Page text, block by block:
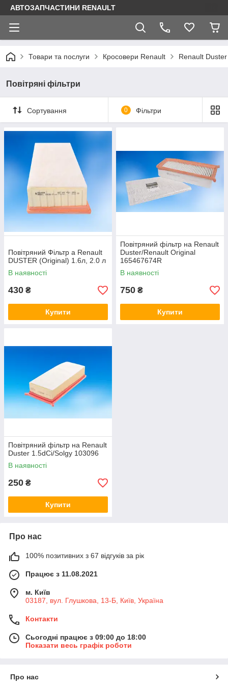
АВТОЗАПЧАСТИНИ RENAULT
Товари та послуги Кросовери Renault Renault Duster
Повітряні фільтри
Сортування 0 Фільтри
Повітряний Фільтр а Renault
DUSTER (Original) 1.6л, 2.0 л
В наявності
430 ₴
Купити
Повітряний фільтр на Renault
Duster/Renault Original
165467674R
В наявності
750 ₴
Купити
Повітряний фільтр на Renault
Duster 1.5dCi/Solgy 103096
В наявності
250 ₴
Купити
Про нас
100% позитивних з 67 відгуків за рік
Працює з 11.08.2021
м. Київ
03187, вул. Глушкова, 13-Б, Київ, Україна
Контакти
Сьогодні працює з 09:00 до 18:00
Показати весь графік роботи
Про нас